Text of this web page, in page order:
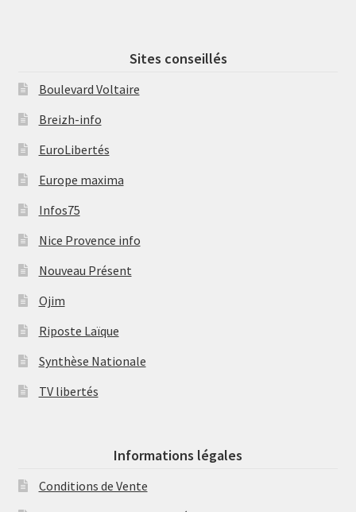
Sites conseillés
Boulevard Voltaire
Breizh-info
EuroLibertés
Europe maxima
Infos75
Nice Provence info
Nouveau Présent
Ojim
Riposte Laïque
Synthèse Nationale
TV libertés
Informations légales
Conditions de Vente